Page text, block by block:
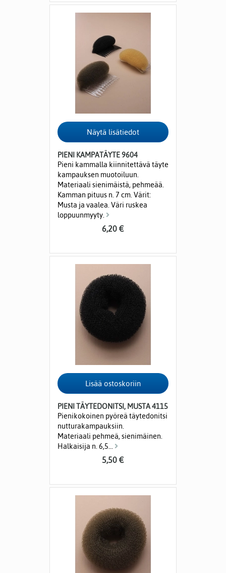
PIENI KAMPATÄYTE 9604
Pieni kammalla kiinnitettävä täyte
kampauksen muotoiluun.
Materiaali sienimäistä, pehmeää.
Kamman pituus n. 7 cm. Värit:
Musta ja vaalea. Väri ruskea
loppuunmyyty.
6,20 €
PIENI TÄYTEDONITSI, MUSTA 4115
Pienikokoinen pyöreä täytedonitsi
nutturakampauksiin.
Materiaali pehmeä, sienimäinen.
Halkaisija n. 6,5...
5,50 €